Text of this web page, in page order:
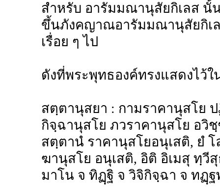
สำหรับ อารัมมณานุสัยกิเลส นั้
ขึ้นภังคญาณอารัมมณานุสัยกิ
เรื่อย ๆ ไป
ดังที่พระพุทธองค์ทรงแสดงไว้ใ
สตฺตานุสยา : กามราคานุสโย
กิจฺฉานุสโย ภวราคานุสโย อวิ
สตฺตานํ ราคานุสโยอนุเสติ, ยํ
ฆานุสโย อนุเสติ, อิติ อิเมสุ ทฺวี
มาโน จ ทิฏฺฐิ จ วิจิกิจฺฉา จ ทฏฺฐ